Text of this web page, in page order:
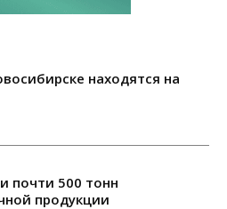
находятся на
почти 500 тонн
продукции